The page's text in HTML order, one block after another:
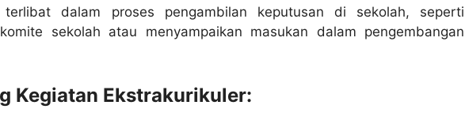
dalam proses pengambilan keputusan di sekolah, seperti
sekolah atau menyampaikan masukan dalam pengembangan
Kegiatan Ekstrakurikuler: